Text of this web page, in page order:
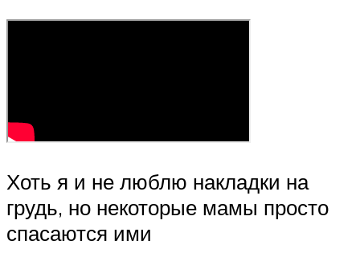
Хоть я и не люблю накладки на
грудь, но некоторые мамы просто
спасаются ими